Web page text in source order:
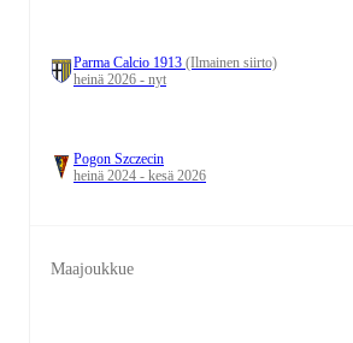
Parma Calcio 1913 (Ilmainen siirto)
heinä 2026 - nyt
Pogon Szczecin
heinä 2024 - kesä 2026
Maajoukkue